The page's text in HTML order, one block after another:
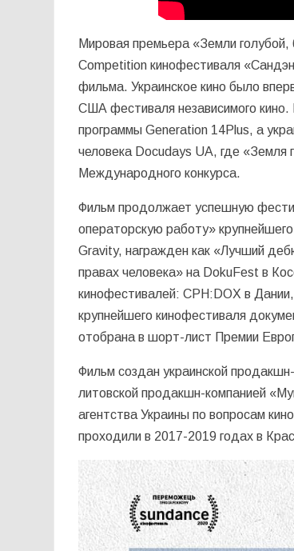
Мировая премьера «Земли голубой,
Competition кинофестиваля
фильма. Украинское кино было
США фестиваля независимого
программы Generation 14Plus, а
человека Docudays UA, где «Земля
Международного конкурса.
Фильм продолжает успешную
операторскую работу»
Gravity, награжден как «Лучший
правах человека» на DokuFest в
кинофестивалей: CPH:DOX в
крупнейшего кинофестиваля
отобрана в шорт-лист Премии
Фильм создан украинской
литовской продакшн-компанией
агентства Украины по вопросам
проходили в 2017-2019 годах в